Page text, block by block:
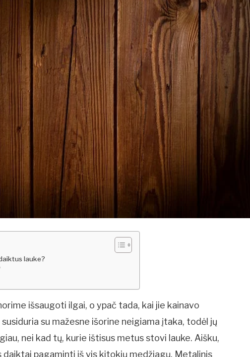
lauke?
išsaugoti ilgai, o ypač tada, kai jie kainavo
su mažesne išorine neigiama įtaka, todėl jų
nei kad tų, kurie ištisus metus stovi lauke. Aišku,
pagaminti iš vis kitokių medžiagų. Metalinis